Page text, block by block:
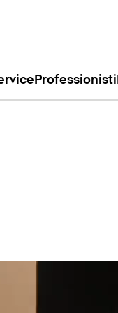
Professionisti